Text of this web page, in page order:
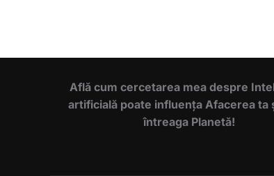
Află cum cercetarea mea despre
artificială poate influența Afacerea ta
întreaga Planetă!